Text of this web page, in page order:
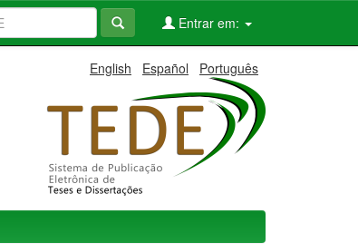
Entrar em:
English Español Português